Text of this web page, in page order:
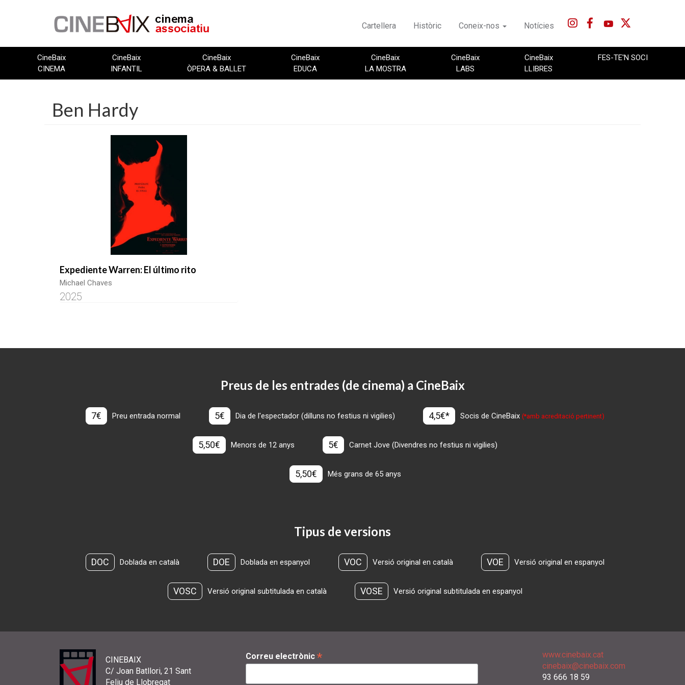
Cartellera Històric Coneix-nos Notícies
CineBaix
CINEMA
CineBaix
INFANTIL
CineBaix
ÒPERA & BALLET
CineBaix
EDUCA
CineBaix
LA MOSTRA
CineBaix
LABS
CineBaix
LLIBRES
FES-TE'N SOCI
Ben Hardy
Expediente Warren: El último rito
Michael Chaves
2025
Preus de les entrades (de cinema) a CineBaix
7€ Preu entrada normal 5€ Dia de l'espectador (dilluns no festius ni vigilies) 4,5€* Socis de CineBaix(*amb acreditació pertinent)
5,50€ Menors de 12 anys 5€ Carnet Jove (Divendres no festius ni vigilies)
5,50€ Més grans de 65 anys
Tipus de versions
DOC Doblada en català DOE Doblada en espanyol VOC Versió original en català VOE Versió original en espanyol
VOSC Versió original subtitulada en català VOSE Versió original subtitulada en espanyol
CINEBAIX
C/ Joan Batllori, 21 Sant
Feliu de Llobregat
Correu electrònic *
www.cinebaix.cat
cinebaix@cinebaix.com
93 666 18 59